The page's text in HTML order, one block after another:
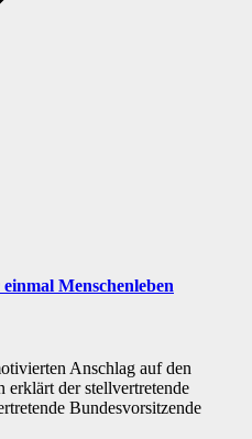
Menschenleben
Anschlag auf den
der stellvertretende
Bundesvorsitzende